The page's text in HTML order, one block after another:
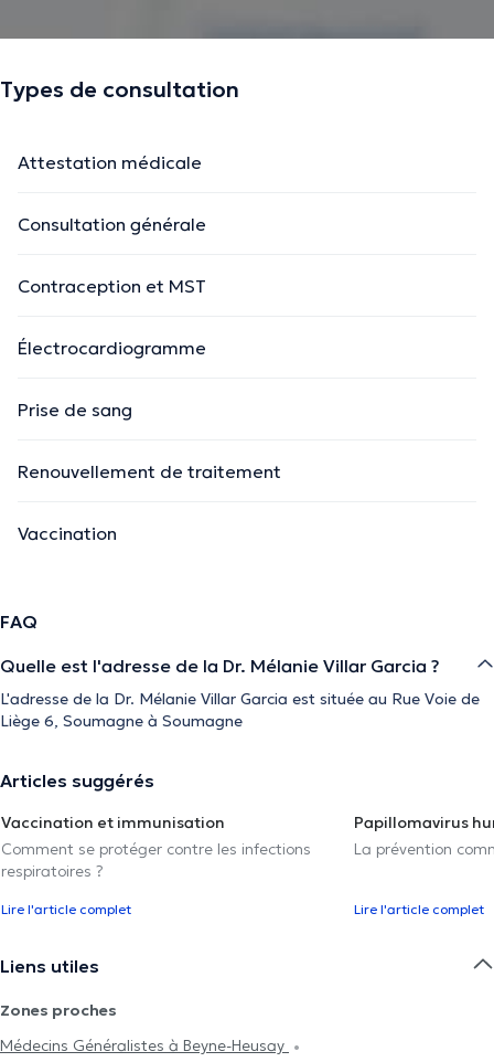
Types de consultation
Attestation médicale
Consultation générale
Contraception et MST
Électrocardiogramme
Prise de sang
Renouvellement de traitement
Vaccination
FAQ
Quelle est l'adresse de la Dr. Mélanie Villar Garcia ?
L'adresse de la Dr. Mélanie Villar Garcia est située au Rue Voie de
Liège 6, Soumagne à Soumagne
Articles suggérés
Vaccination et immunisation
Comment se protéger contre les infections
respiratoires ?
Lire l'article complet
Papillomavirus
La prévention
Lire l'article complet
Liens utiles
Zones proches
Médecins Généralistes à Beyne-Heusay